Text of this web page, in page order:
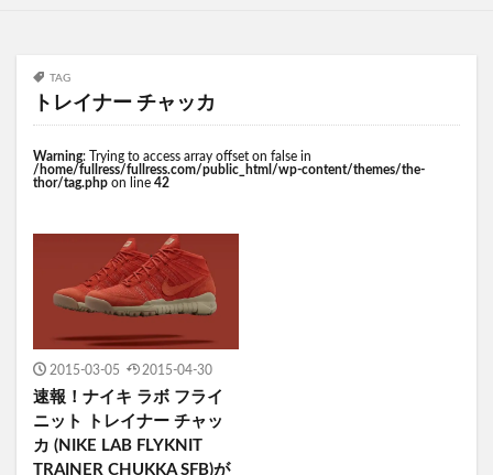
TAG
トレイナー チャッカ
Warning: Trying to access array offset on false in
/home/fullress/fullress.com/public_html/wp-content/themes/the-
thor/tag.php on line 42
2015-03-05 2015-04-30
速報！ナイキ ラボ フライ
ニット トレイナー チャッ
カ (NIKE LAB FLYKNIT
TRAINER CHUKKA SFB)が